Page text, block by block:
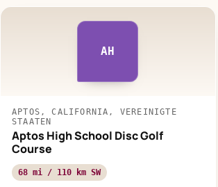
AH
APTOS, CALIFORNIA, VEREINIGTE
STAATEN
Aptos High School Disc Golf
Course
68 mi / 110 km SW